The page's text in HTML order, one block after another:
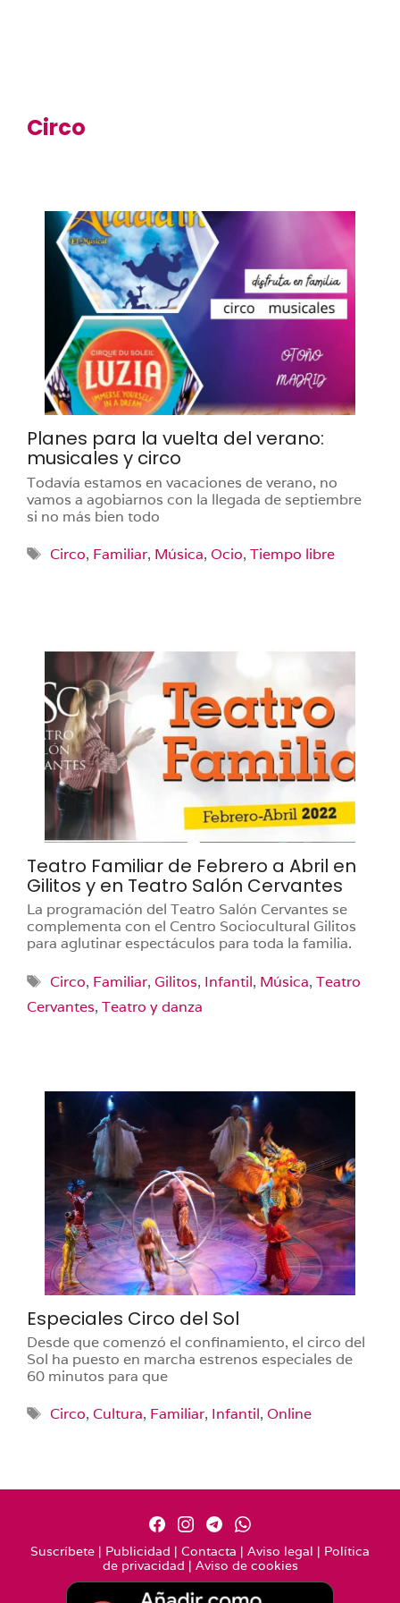
Circo
Planes para la vuelta del verano:
musicales y circo
Todavía estamos en vacaciones de verano, no
vamos a agobiarnos con la llegada de septiembre
si no más bien todo
Etiquetas
Circo, Familiar, Música, Ocio, Tiempo libre
Teatro Familiar de Febrero a Abril en
Gilitos y en Teatro Salón Cervantes
La programación del Teatro Salón Cervantes se
complementa con el Centro Sociocultural Gilitos
para aglutinar espectáculos para toda la familia.
Etiquetas
Circo, Familiar, Gilitos, Infantil, Música, Teatro
Cervantes, Teatro y danza
Especiales Circo del Sol
Desde que comenzó el confinamiento, el circo del
Sol ha puesto en marcha estrenos especiales de
60 minutos para que
Etiquetas
Circo, Cultura, Familiar, Infantil, Online
Suscríbete | Publicidad | Contacta | Aviso legal | Política
de privacidad | Aviso de cookies